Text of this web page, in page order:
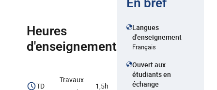
Heures
d'enseignement
TD
Travaux
1,5h
En bref
Langues
d'enseignement
Français
Ouvert aux
étudiants en
échange